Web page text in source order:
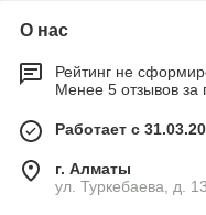
О нас
Рейтинг не
Менее 5 отзывов за
Работает с
г. Алматы
ул. Туркебаева, д.